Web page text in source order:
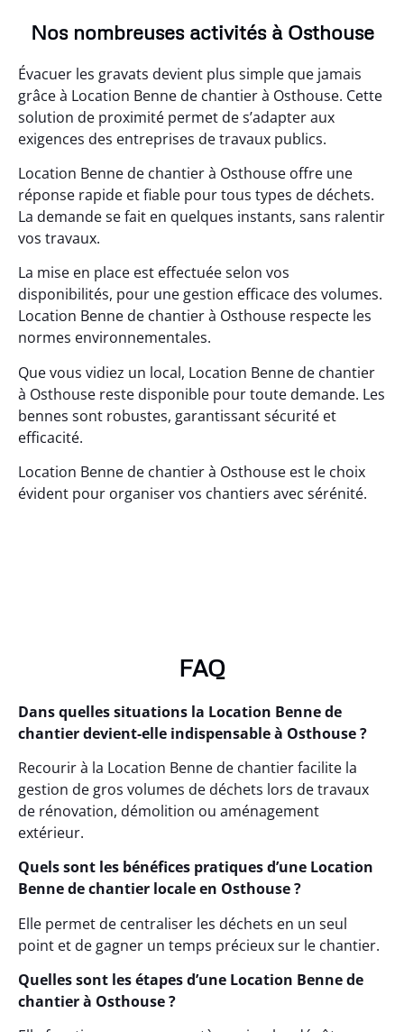
Nos nombreuses activités à Osthouse
Évacuer les gravats devient plus simple que jamais
grâce à Location Benne de chantier à Osthouse. Cette
solution de proximité permet de s’adapter aux
exigences des entreprises de travaux publics.
Location Benne de chantier à Osthouse offre une
réponse rapide et fiable pour tous types de déchets.
La demande se fait en quelques instants, sans ralentir
vos travaux.
La mise en place est effectuée selon vos
disponibilités, pour une gestion efficace des volumes.
Location Benne de chantier à Osthouse respecte les
normes environnementales.
Que vous vidiez un local, Location Benne de chantier
à Osthouse reste disponible pour toute demande. Les
bennes sont robustes, garantissant sécurité et
efficacité.
Location Benne de chantier à Osthouse est le choix
évident pour organiser vos chantiers avec sérénité.
FAQ
Dans quelles situations la Location Benne de
chantier devient-elle indispensable à Osthouse ?
Recourir à la Location Benne de chantier facilite la
gestion de gros volumes de déchets lors de travaux
de rénovation, démolition ou aménagement
extérieur.
Quels sont les bénéfices pratiques d’une Location
Benne de chantier locale en Osthouse ?
Elle permet de centraliser les déchets en un seul
point et de gagner un temps précieux sur le chantier.
Quelles sont les étapes d’une Location Benne de
chantier à Osthouse ?